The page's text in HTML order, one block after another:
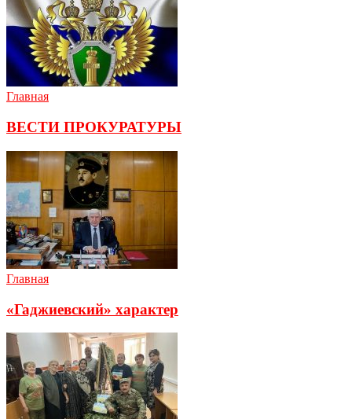
Главная
ВЕСТИ ПРОКУРАТУРЫ
Главная
«Гаджиевский» характер